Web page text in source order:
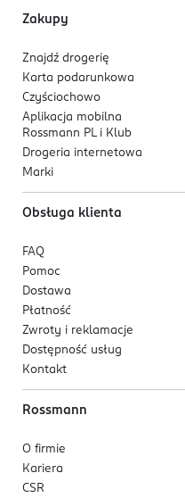
Zakupy
Znajdź drogerię
Karta podarunkowa
Czyściochowo
Aplikacja mobilna
Rossmann PL i Klub
Drogeria internetowa
Marki
Obsługa klienta
FAQ
Pomoc
Dostawa
Płatność
Zwroty i reklamacje
Dostępność usług
Kontakt
Rossmann
O firmie
Kariera
CSR